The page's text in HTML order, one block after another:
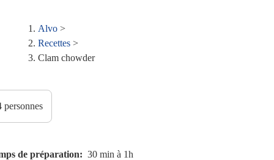
Fil
d'Ariane
Alvo >
Recettes >
Clam chowder
de préparation 30 min à 1h